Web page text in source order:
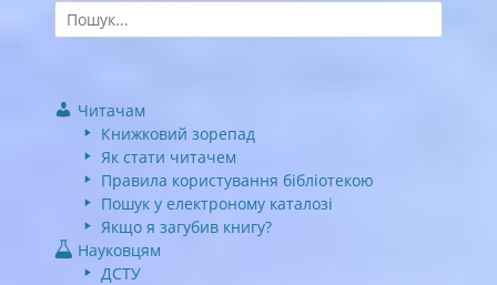
Search
for:
Читачам
Книжковий зорепад
Як стати читачем
Правила користування бібліотекою
Пошук у електроному каталозі
Якщо я загубив книгу?
Науковцям
ДСТУ